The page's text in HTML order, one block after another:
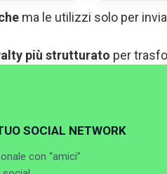
ma le utilizzi solo per
più strutturato per
SOCIAL NETWORK
con “amici”